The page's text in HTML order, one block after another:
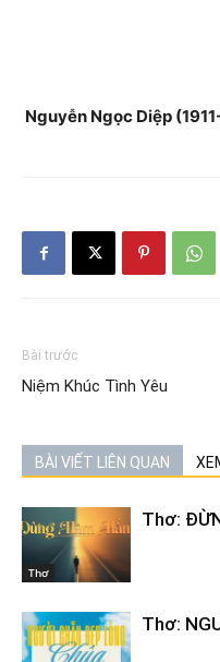
Nguyễn Ngọc Diệp
Bài trước
Niệm Khúc Tình Yêu
BÀI VIẾT LIÊN QUAN
Thơ
Thơ:
Thơ: